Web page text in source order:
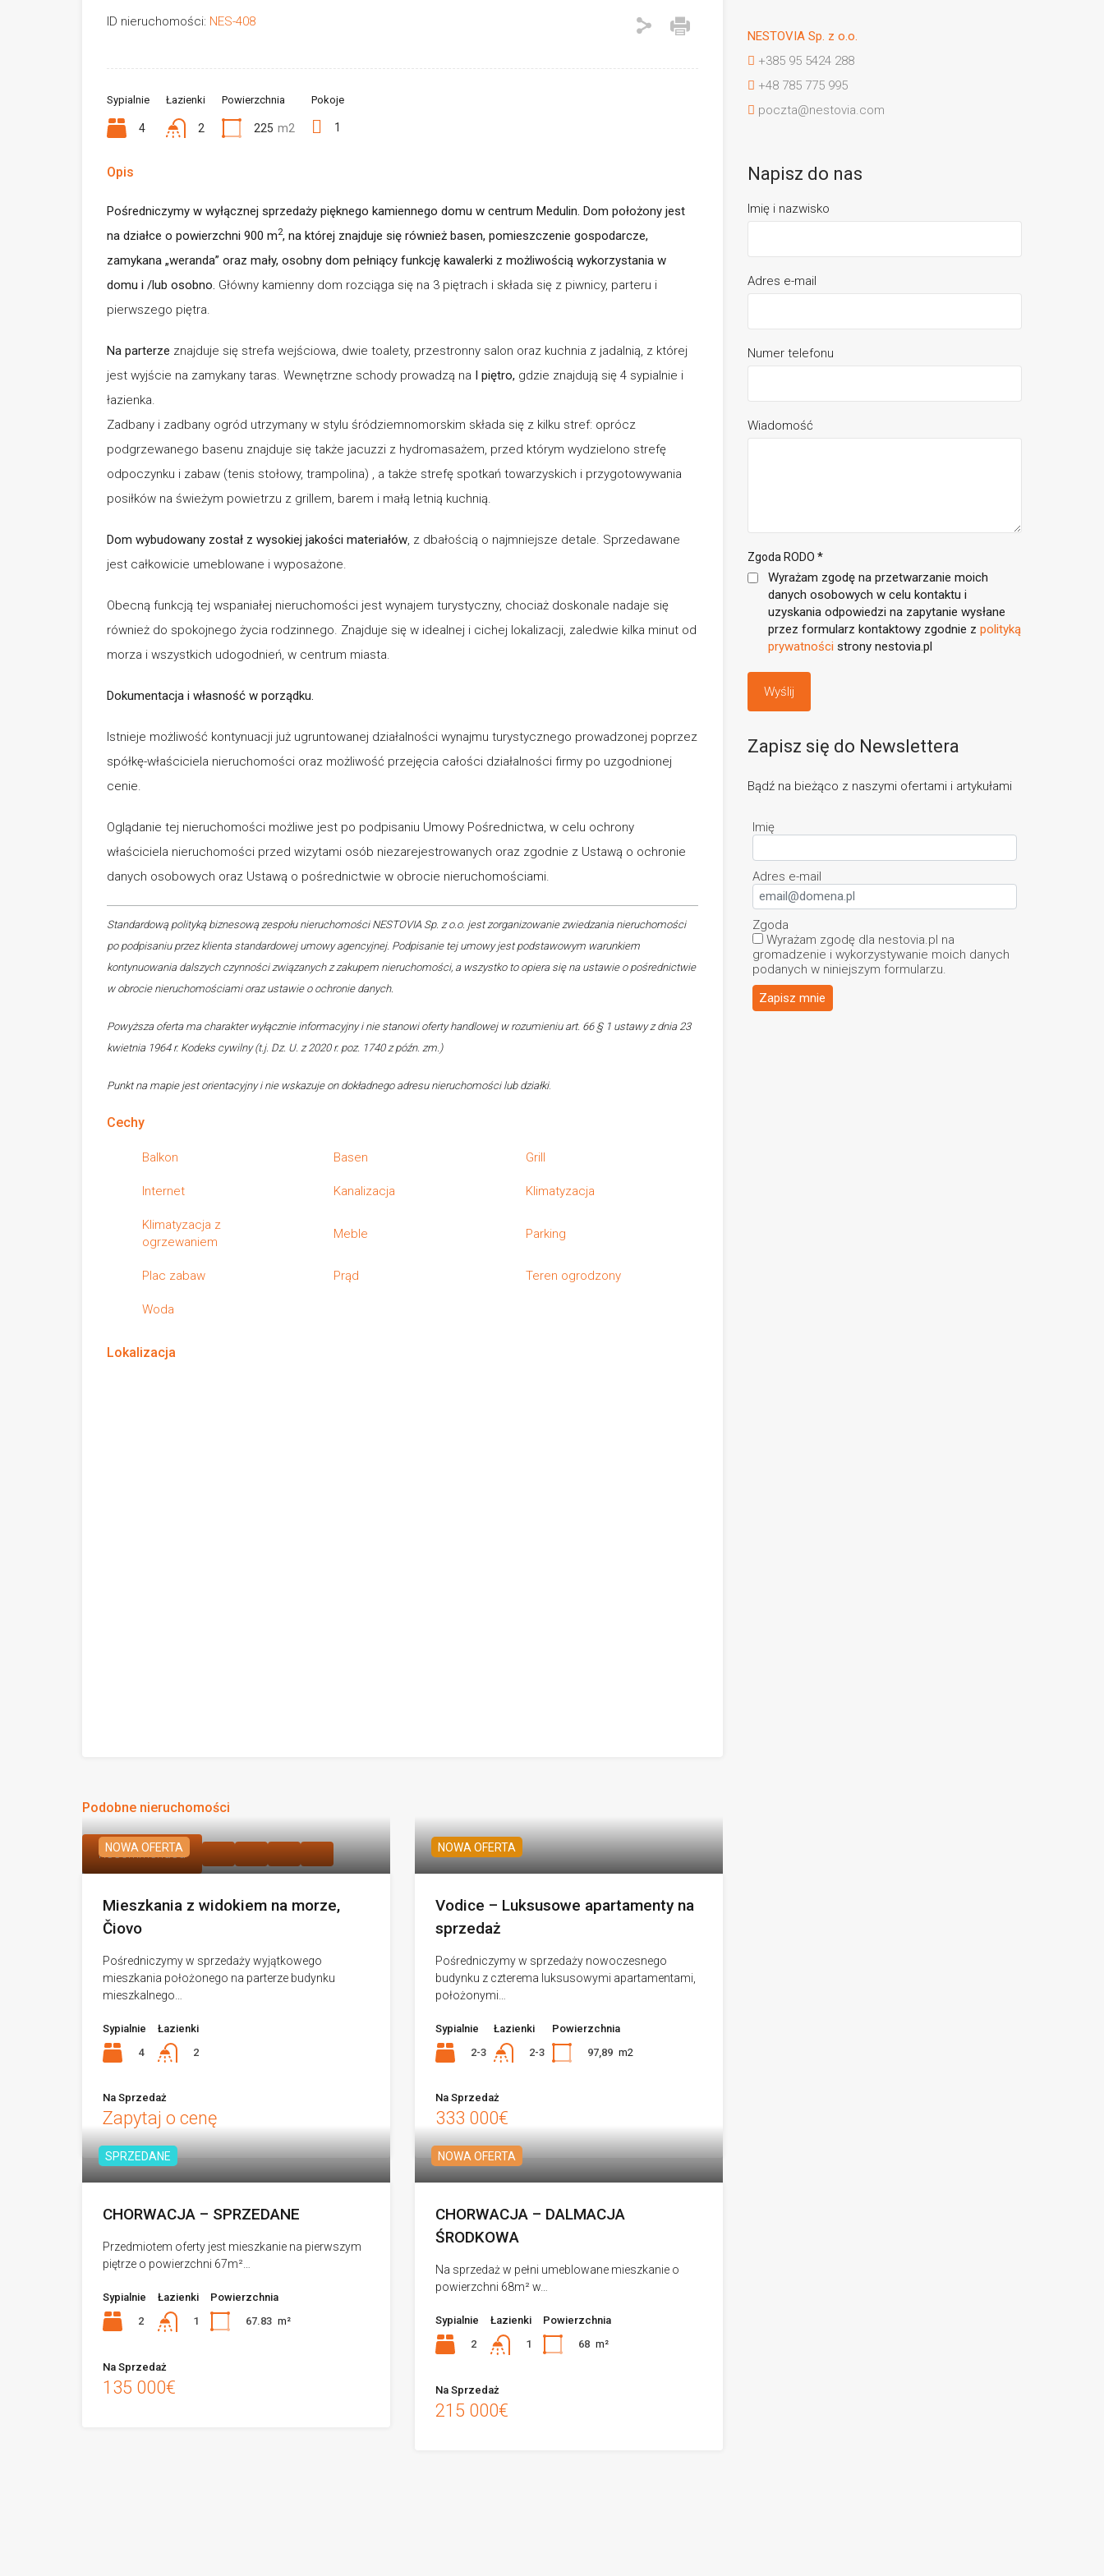
ID nieruchomości: NES-408
Sypialnie
4
Łazienki
2
Powierzchnia
225 m2
Pokoje
1
Opis
Pośredniczymy w wyłącznej sprzedaży pięknego kamiennego domu w centrum Medulin. Dom położony jest
na działce o powierzchni 900 m2, na której znajduje się również basen, pomieszczenie gospodarcze,
zamykana „weranda” oraz mały, osobny dom pełniący funkcję kawalerki z możliwością wykorzystania w
domu i /lub osobno. Główny kamienny dom rozciąga się na 3 piętrach i składa się z piwnicy, parteru i
pierwszego piętra.
Na parterze znajduje się strefa wejściowa, dwie toalety, przestronny salon oraz kuchnia z jadalnią, z której
jest wyjście na zamykany taras. Wewnętrzne schody prowadzą na I piętro, gdzie znajdują się 4 sypialnie i
łazienka.
Zadbany i zadbany ogród utrzymany w stylu śródziemnomorskim składa się z kilku stref: oprócz
podgrzewanego basenu znajduje się także jacuzzi z hydromasażem, przed którym wydzielono strefę
odpoczynku i zabaw (tenis stołowy, trampolina) , a także strefę spotkań towarzyskich i przygotowywania
posiłków na świeżym powietrzu z grillem, barem i małą letnią kuchnią.
Dom wybudowany został z wysokiej jakości materiałów, z dbałością o najmniejsze detale. Sprzedawane
jest całkowicie umeblowane i wyposażone.
Obecną funkcją tej wspaniałej nieruchomości jest wynajem turystyczny, chociaż doskonale nadaje się
również do spokojnego życia rodzinnego. Znajduje się w idealnej i cichej lokalizacji, zaledwie kilka minut od
morza i wszystkich udogodnień, w centrum miasta.
Dokumentacja i własność w porządku.
Istnieje możliwość kontynuacji już ugruntowanej działalności wynajmu turystycznego prowadzonej poprzez
spółkę-właściciela nieruchomości oraz możliwość przejęcia całości działalności firmy po uzgodnionej
cenie.
Oglądanie tej nieruchomości możliwe jest po podpisaniu Umowy Pośrednictwa, w celu ochrony
właściciela nieruchomości przed wizytami osób niezarejestrowanych oraz zgodnie z Ustawą o ochronie
danych osobowych oraz Ustawą o pośrednictwie w obrocie nieruchomościami.
Standardową polityką biznesową zespołu nieruchomości NESTOVIA Sp. z o.o. jest zorganizowanie zwiedzania nieruchomości
po podpisaniu przez klienta standardowej umowy agencyjnej. Podpisanie tej umowy jest podstawowym warunkiem
kontynuowania dalszych czynności związanych z zakupem nieruchomości, a wszystko to opiera się na ustawie o pośrednictwie
w obrocie nieruchomościami oraz ustawie o ochronie danych.
Powyższa oferta ma charakter wyłącznie informacyjny i nie stanowi oferty handlowej w rozumieniu art. 66 § 1 ustawy z dnia 23
kwietnia 1964 r. Kodeks cywilny (t.j. Dz. U. z 2020 r. poz. 1740 z późn. zm.)
Punkt na mapie jest orientacyjny i nie wskazuje on dokładnego adresu nieruchomości lub działki.
Cechy
Balkon Basen Grill
Internet Kanalizacja Klimatyzacja
Klimatyzacja z
ogrzewaniem
Meble Parking
Plac zabaw Prąd Teren ogrodzony
Woda
Lokalizacja
Podobne nieruchomości
Recommended
NOWA OFERTA
Mieszkania z widokiem na morze,
Čiovo
Pośredniczymy w sprzedaży wyjątkowego
mieszkania położonego na parterze budynku
mieszkalnego…
Sypialnie
4
Łazienki
2
Na Sprzedaż
Zapytaj o cenę
NOWA OFERTA
Vodice – Luksusowe apartamenty na
sprzedaż
Pośredniczymy w sprzedaży nowoczesnego
budynku z czterema luksusowymi apartamentami,
położonymi…
Sypialnie
2-3
Łazienki
2-3
Powierzchnia
97,89 m2
Na Sprzedaż
333 000€
SPRZEDANE
CHORWACJA – SPRZEDANE
Przedmiotem oferty jest mieszkanie na pierwszym
piętrze o powierzchni 67m²…
Sypialnie
2
Łazienki
1
Powierzchnia
67.83 m²
Na Sprzedaż
135 000€
NOWA OFERTA
CHORWACJA – DALMACJA
ŚRODKOWA
Na sprzedaż w pełni umeblowane mieszkanie o
powierzchni 68m² w…
Sypialnie
2
Łazienki
1
Powierzchnia
68 m²
Na Sprzedaż
215 000€
NESTOVIA Sp. z o.o.
+385 95 5424 288
+48 785 775 995
poczta@nestovia.com
Napisz do nas
Imię i nazwisko
Adres e-mail
Numer telefonu
Wiadomość
Zgoda RODO *
Wyrażam zgodę na przetwarzanie moich
danych osobowych w celu kontaktu i
uzyskania odpowiedzi na zapytanie wysłane
przez formularz kontaktowy zgodnie z polityką
prywatności strony nestovia.pl
Zapisz się do Newslettera
Bądź na bieżąco z naszymi ofertami i artykułami
Imię
Adres e-mail
Zgoda
Wyrażam zgodę dla nestovia.pl na
gromadzenie i wykorzystywanie moich danych
podanych w niniejszym formularzu.
Zapisz mnie